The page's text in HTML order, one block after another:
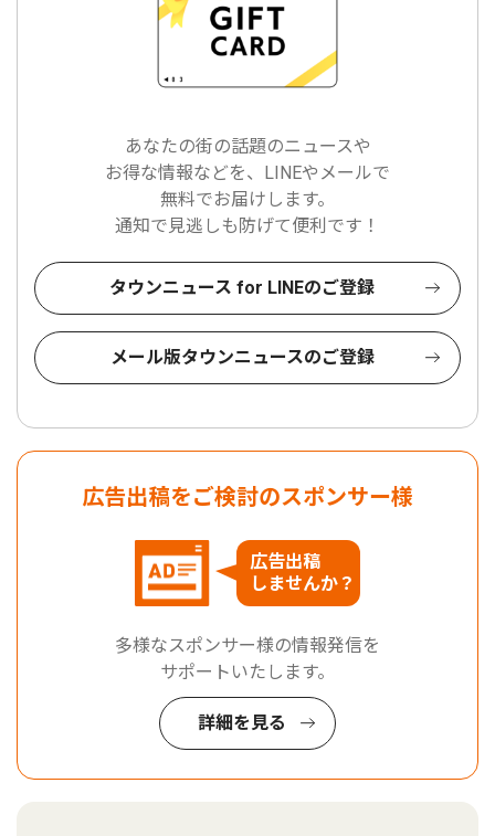
あなたの街の話題のニュースや
お得な情報などを、LINEやメールで
無料でお届けします。
通知で見逃しも防げて便利です！
タウンニュース for LINEのご登録
メール版タウンニュースのご登録
広告出稿をご検討のスポンサー様
広告出稿
しませんか？
多様なスポンサー様の情報発信を
サポートいたします。
詳細を見る